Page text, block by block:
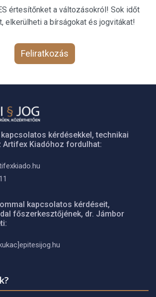
értesítőnket a változásokról! Sok időt
elkerülheti a bírságokat és jogvitákat!
Feliratkozás
kérdésekkel, technikai
Artifex Kiadóhoz fordulhat:
kapcsolatos kérdéseit,
főszerkesztőjének, dr. Jámbor